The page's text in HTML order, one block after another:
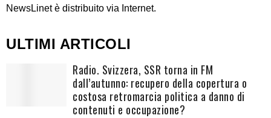
NewsLinet è distribuito via Internet.
ULTIMI ARTICOLI
Radio. Svizzera, SSR torna in FM
dall’autunno: recupero della copertura o
costosa retromarcia politica a danno di
contenuti e occupazione?